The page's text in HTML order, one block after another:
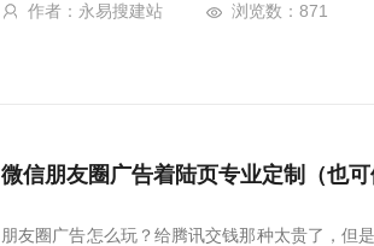
作者：永易搜建站 浏览数：871
微信朋友圈广告着陆页专业定制（也
朋友圈广告怎么玩？给腾讯交钱那种太贵了，但